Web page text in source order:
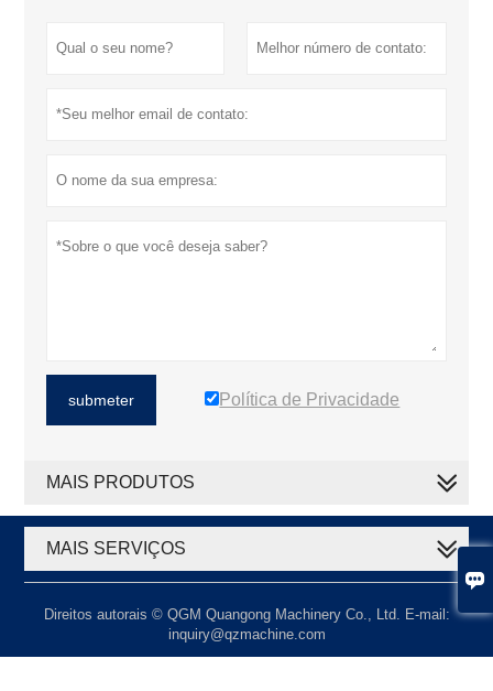

submeter Política de Privacidade
MAIS PRODUTOS
MAIS SERVIÇOS
Direitos autorais © QGM Quangong Machinery Co., Ltd. E-mail:
inquiry@qzmachine.com